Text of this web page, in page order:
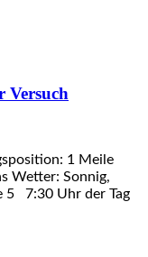
Versuch
1 Meile
Wetter: Sonnig,
5 7:30 Uhr der Tag